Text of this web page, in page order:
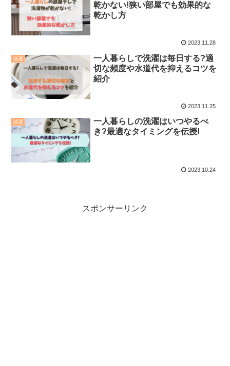
乾かない!狭い部屋でも効果的な
乾かし方
2023.11.28
洗濯
一人暮らしで洗濯は毎日する?適
切な頻度や水道代を抑えるコツを
紹介
2023.11.25
洗濯
一人暮らしの洗濯はいつやるべ
き?最適なタイミングを伝授!
2023.10.24
スポンサーリンク